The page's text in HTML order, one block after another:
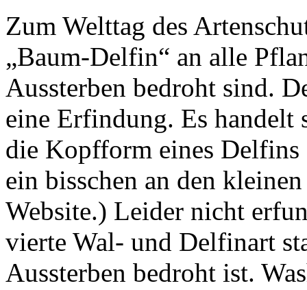
Zum Welttag des
„Baum-Delfin“ an alle
Aussterben bedroht sind.
eine Erfindung. Es
die Kopfform eines
ein bisschen an den
Website.) Leider nicht
vierte Wal- und Delfinart
Aussterben bedroht ist.